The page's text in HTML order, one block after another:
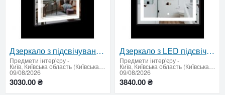
Дзеркало з підсвічуванням 600х800мм
Предмети інтер'єру-
Київ, Київська область (Київська область - продати купити)
09/08/2026
3030.00 ₴
Дзеркало з LED підсвічуванням та сенсорним вимикачем 600 х 800 мм
Предмети інтер'єру-
Київ, Київська область (Київська область - продати купити)
09/08/2026
3840.00 ₴